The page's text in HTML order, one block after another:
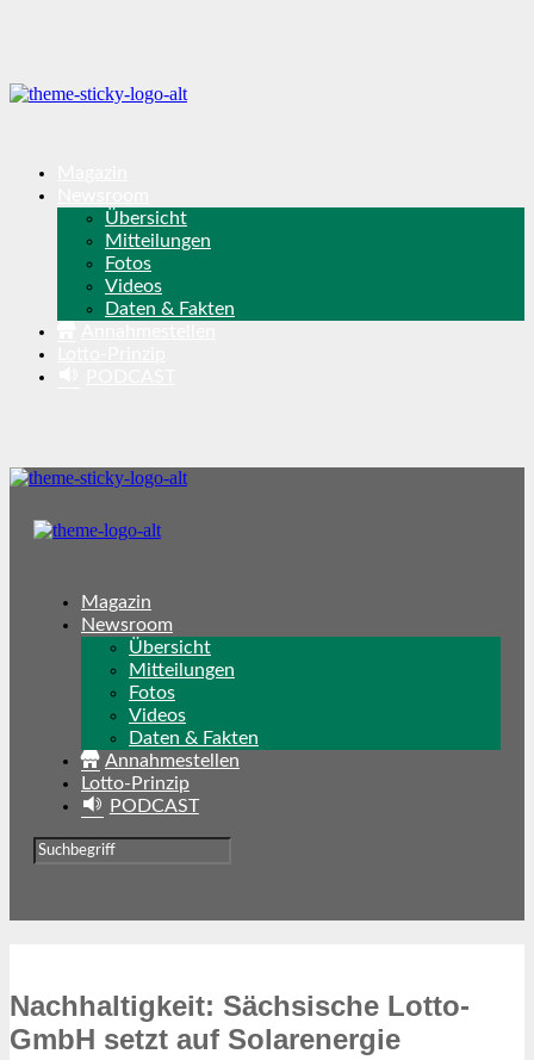
Übersicht
Mitteilungen
Fotos
Videos
Daten & Fakten
Magazin
Newsroom
Übersicht
Mitteilungen
Fotos
Videos
Daten & Fakten
Annahmestellen
Lotto-Prinzip
PODCAST
Nachhaltigkeit: Sächsische Lotto-
GmbH setzt auf Solarenergie